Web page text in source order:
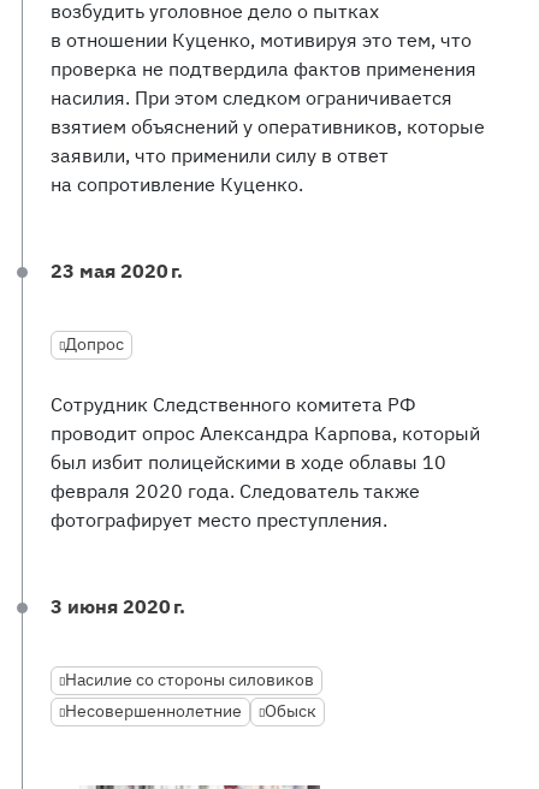
возбудить уголовное дело о пытках
в отношении Куценко, мотивируя это тем, что
проверка не подтвердила фактов применения
насилия. При этом следком ограничивается
взятием объяснений у оперативников, которые
заявили, что применили силу в ответ
на сопротивление Куценко.
23 мая 2020 г.
Допрос
Сотрудник Следственного комитета РФ
проводит опрос Александра Карпова, который
был избит полицейскими в ходе облавы 10
февраля 2020 года. Следователь также
фотографирует место преступления.
3 июня 2020 г.
Насилие со стороны силовиков
Несовершеннолетние
Обыск